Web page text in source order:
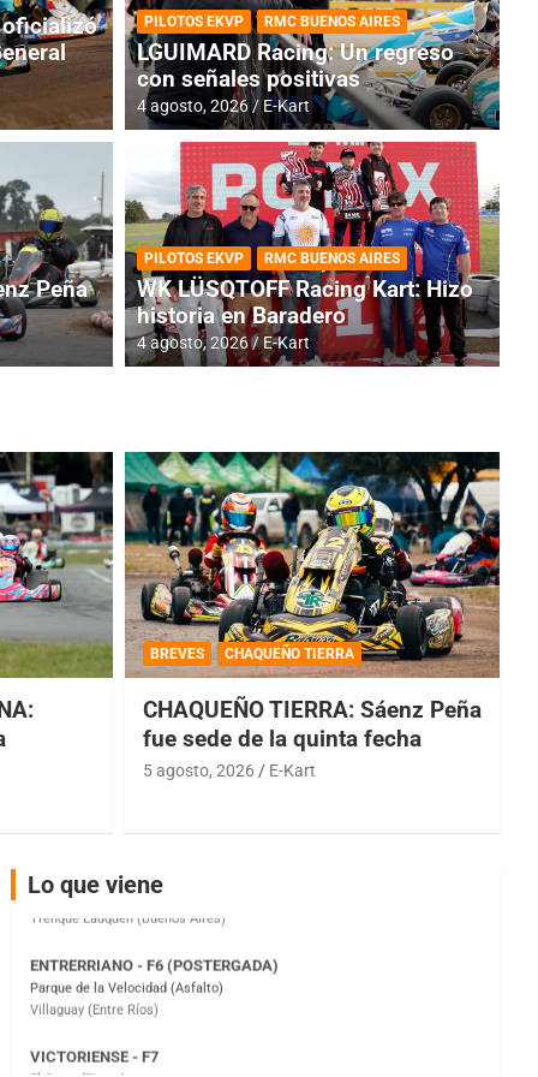
RMC BUENOS AIRES
Cerró una jornada
oficializó
Peña
PILOTOS EKVP RMC BUENOS AIRES
LGUIMARD Racing: Un regreso
con señales positivas
4 agosto, 2026 E-Kart
PILOTOS EKVP RMC BUENOS AIRES
WK LÜSQTOFF Racing Kart: Hizo
historia en Baradero
4 agosto, 2026 E-Kart
BREVES CHAQUEÑO TIERRA
CHAQUEÑO TIERRA: Sáenz Peña
fue sede de la quinta fecha
5 agosto, 2026 E-Kart
Lo que viene
COBERTURA ESPECIAL DE E-KART.COM.AR
08/09-AGO
IAME SERIES ARGENTINA 6
Ramiro Tot (Asfalto)
Baradero (Buenos Aires)
Parque de la Velocidad (Asfalto)
VICTORIENSE - F7
El Cerro (Tierra)
Victoria (Entre Ríos)
PATAGONICO - F6
Moto Club Reginense (Tierra)